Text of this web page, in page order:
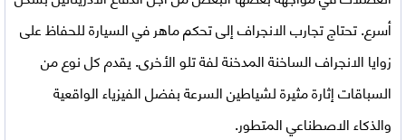
أسرع. تحتاج تجارب الانجراف إلى تحكم ماهر في السيارة للحفاظ على
زوايا الانجراف الساخنة المدخنة لفة تلو الأخرى. يقدم كل نوع من
السباقات إثارة مثيرة لشياطين السرعة بفضل الفيزياء الواقعية
والذكاء الاصطناعي المتطور.